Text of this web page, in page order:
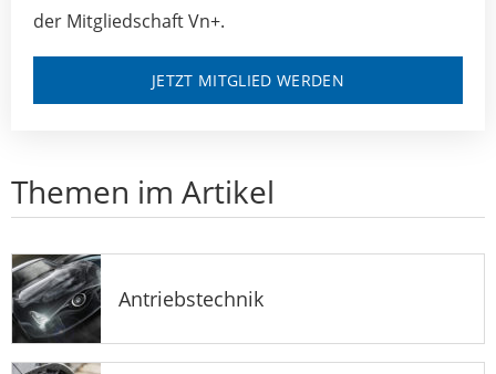
der Mitgliedschaft Vn+.
JETZT MITGLIED WERDEN
Themen im Artikel
Antriebstechnik